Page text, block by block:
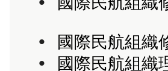
• 國際民航組織
• 國際民航組織